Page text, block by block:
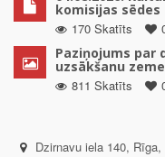
komisijas
170 Skatīts
Paziņojums par
uzsākšanu
811 Skatīts
Dzirnavu iela 140, Rīga,